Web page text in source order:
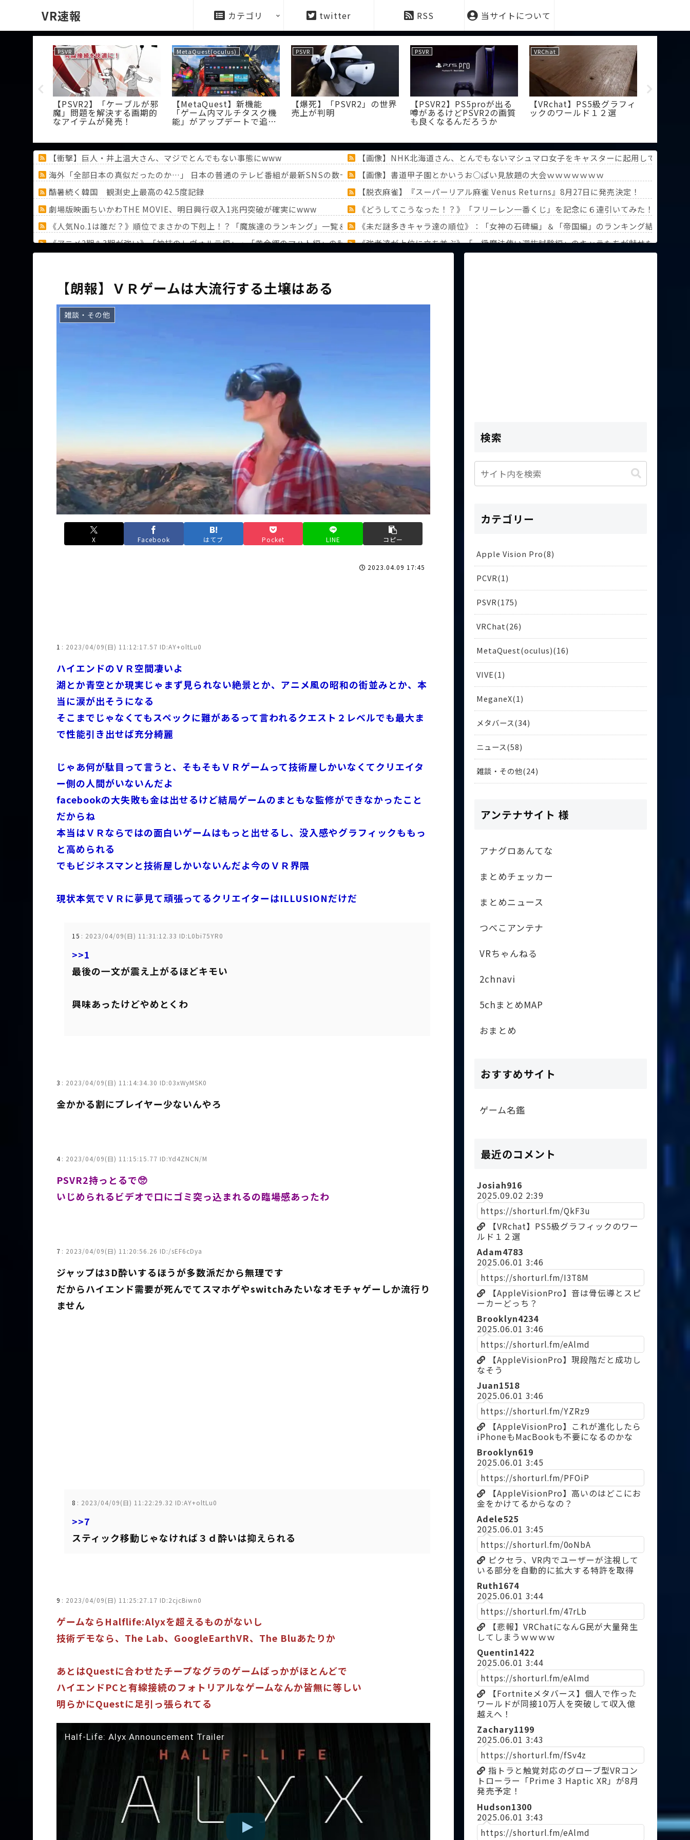
VR速報 カテゴリ twitter RSS 当サイトについて
PSVR
【PSVR2】「ケーブルが邪
魔」問題を解決する画期的
なアイテムが発売！
MetaQuest(oculus)
【MetaQuest】新機能
「ゲーム内マルチタスク機
能」がアップデートで追
PSVR
【爆死】「PSVR2」の世界
売上が判明
PSVR
【PSVR2】PS5proが出る
噂があるけどPSVR2の画質
も良くなるんだろうか
VRChat
【VRchat】PS5級グラフィ
ックのワールド１２選
【衝撃】巨人・井上温大さん、マジでとんでもない事態にwww
【画像】NHK北海道さん、とんでもないマシュマロ女子をキャスターに起用してしまう
海外「全部日本の真似だったのか…」 日本の普通のテレビ番組が最新SNSの数十年先を行っていたと話題に【画像】書道甲子園とかいうお○ぱい見放題の大会ｗｗｗｗｗｗｗ
酷暑続く韓国 観測史上最高の42.5度記録
【脱衣麻雀】『スーパーリアル麻雀 Venus Returns』8月27日に発売決定！
劇場版映画ちいかわTHE MOVIE、明日興行収入1兆円突破が確実にwww
《どうしてこうなった！？》「フリーレン一番くじ」を記念に６連引いてみた！気づけ
《人気No.1は誰だ？》順位でまさかの下剋上！？「魔族達のランキング」一覧＆「ミミック」大特集！！【『葬送のフリーレン』第3回人気投票】
《未だ謎多きキャラ達の順位》：「女神の石碑編」＆「帝国編」のランキング結果を分
《アニメ2期＆3期が強い》「神技のレヴォルテ編」・「黄金郷のマハト編」の計31キャラのランキングを徹底解説！【『葬送のフリーレン』第3回人気投票】
《強者達が上位に立ち並ぶ》「一級魔法使い選抜試験編」のキャラたちが魅せた驚異の
Powered by livedoor 相互RSS
【朗報】ＶＲゲームは大流行する土壌はある
雑談・その他
X Facebook はてブ Pocket LINE コピー
2023.04.09 17:45
1 : 2023/04/09(日) 11:12:17.57 ID:AY+oltLu0
ハイエンドのＶＲ空間凄いよ
湖とか青空とか現実じゃまず見られない絶景とか、アニメ風の昭和の街並みとか、本
当に涙が出そうになる
そこまでじゃなくてもスペックに難があるって言われるクエスト２レベルでも最大ま
で性能引き出せば充分綺麗
じゃあ何が駄目って言うと、そもそもＶＲゲームって技術屋しかいなくてクリエイタ
ー側の人間がいないんだよ
facebookの大失敗も金は出せるけど結局ゲームのまともな監修ができなかったこと
だからね
本当はＶＲならではの面白いゲームはもっと出せるし、没入感やグラフィックももっ
と高められる
でもビジネスマンと技術屋しかいないんだよ今のＶＲ界隈
現状本気でＶＲに夢見て頑張ってるクリエイターはILLUSIONだけだ
15 : 2023/04/09(日) 11:31:12.33 ID:L0bi75YR0
>>1
最後の一文が震え上がるほどキモい
興味あったけどやめとくわ
3 : 2023/04/09(日) 11:14:34.30 ID:03xWyMSK0
金かかる割にプレイヤー少ないんやろ
4: 2023/04/09(日) 11:15:15.77 ID:Yd4ZNCN/M
PSVR2持っとるで🥺
いじめられるビデオで口にゴミ突っ込まれるの臨場感あったわ
7 : 2023/04/09(日) 11:20:56.26 ID:/sEF6cDya
ジャップは3D酔いするほうが多数派だから無理です
だからハイエンド需要が死んでてスマホゲやswitchみたいなオモチャゲーしか流行り
ません
8 : 2023/04/09(日) 11:22:29.32 ID:AY+oltLu0
>>7
スティック移動じゃなければ３ｄ酔いは抑えられる
9 : 2023/04/09(日) 11:25:27.17 ID:2cjcBiwn0
ゲームならHalflife:Alyxを超えるものがないし
技術デモなら、The Lab、GoogleEarthVR、The Bluあたりか
あとはQuestに合わせたチープなグラのゲームばっかがほとんどで
ハイエンドPCと有線接続のフォトリアルなゲームなんか皆無に等しい
明らかにQuestに足引っ張られてる
Half-Life: Alyx Announcement Trailer
検索
カテゴリー
Apple Vision Pro 8
PCVR 1
PSVR 175
VRChat 26
MetaQuest(oculus) 16
VIVE 1
MeganeX 1
メタバース 34
ニュース 58
雑談・その他 24
アンテナサイト 様
アナグロあんてな
まとめチェッカー
まとめニュース
つべこアンテナ
VRちゃんねる
2chnavi
5chまとめMAP
おまとめ
おすすめサイト
ゲーム名鑑
最近のコメント
Josiah916
2025.09.02 2:39
https://shorturl.fm/QkF3u
【VRchat】PS5級グラフィックのワー
ルド１２選
Adam4783
2025.06.01 3:46
https://shorturl.fm/I3T8M
【AppleVisionPro】音は骨伝導とスピ
ーカーどっち？
Brooklyn4234
2025.06.01 3:46
https://shorturl.fm/eAlmd
【AppleVisionPro】現段階だと成功し
なそう
Juan1518
2025.06.01 3:46
https://shorturl.fm/YZRz9
【AppleVisionPro】これが進化したら
iPhoneもMacBookも不要になるのかな
Brooklyn619
2025.06.01 3:45
https://shorturl.fm/PFOiP
【AppleVisionPro】高いのはどこにお
金をかけてるからなの？
Adele525
2025.06.01 3:45
https://shorturl.fm/0oNbA
ピクセラ、VR内でユーザーが注視して
いる部分を自動的に拡大する特許を取得
Ruth1674
2025.06.01 3:44
https://shorturl.fm/47rLb
【悲報】VRChatになんG民が大量発生
してしまうｗｗｗｗ
Quentin1422
2025.06.01 3:44
https://shorturl.fm/eAlmd
【Fortniteメタバース】個人で作った
ワールドが同接10万人を突破して収入億
越えへ！
Zachary1199
2025.06.01 3:43
https://shorturl.fm/fSv4z
指トラと触覚対応のグローブ型VRコン
トローラー「Prime 3 Haptic XR」が8月
発売予定！
Hudson1300
2025.06.01 3:43
https://shorturl.fm/eAlmd